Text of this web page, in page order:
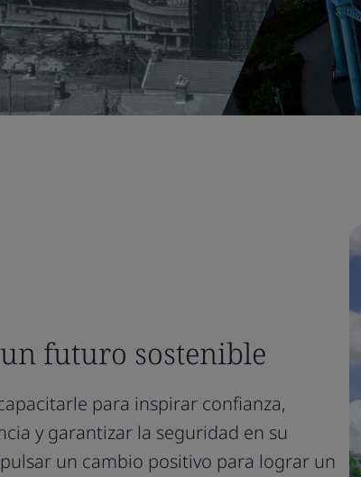
futuro sostenible
para inspirar confianza,